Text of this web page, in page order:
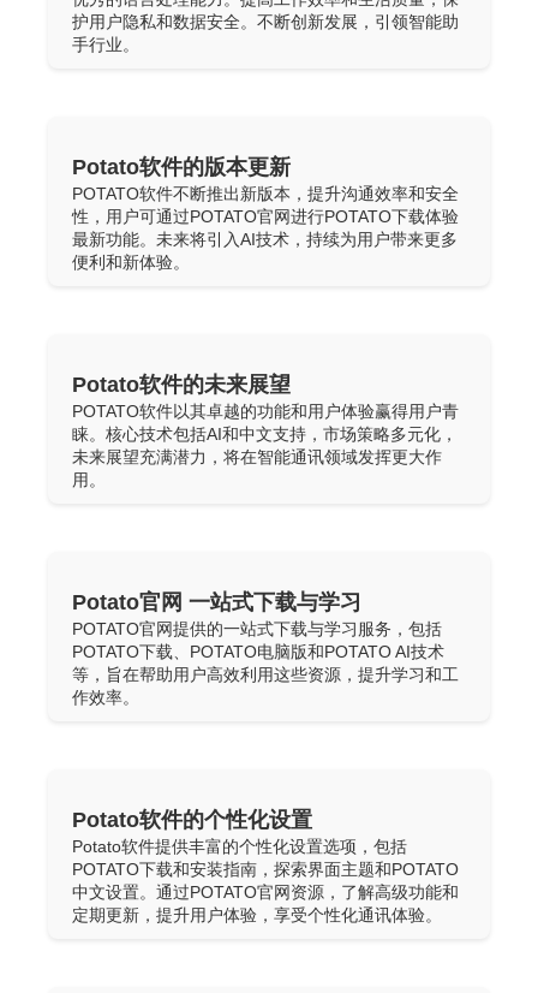
护用户隐私和数据安全。不断创新发展，引领智能助
手行业。
Potato软件的版本更新
POTATO软件不断推出新版本，提升沟通效率和安全
性，用户可通过POTATO官网进行POTATO下载体验
最新功能。未来将引入AI技术，持续为用户带来更多
便利和新体验。
Potato软件的未来展望
POTATO软件以其卓越的功能和用户体验赢得用户青
睐。核心技术包括AI和中文支持，市场策略多元化，
未来展望充满潜力，将在智能通讯领域发挥更大作
用。
Potato官网 一站式下载与学习
POTATO官网提供的一站式下载与学习服务，包括
POTATO下载、POTATO电脑版和POTATO AI技术
等，旨在帮助用户高效利用这些资源，提升学习和工
作效率。
Potato软件的个性化设置
Potato软件提供丰富的个性化设置选项，包括
POTATO下载和安装指南，探索界面主题和POTATO
中文设置。通过POTATO官网资源，了解高级功能和
定期更新，提升用户体验，享受个性化通讯体验。